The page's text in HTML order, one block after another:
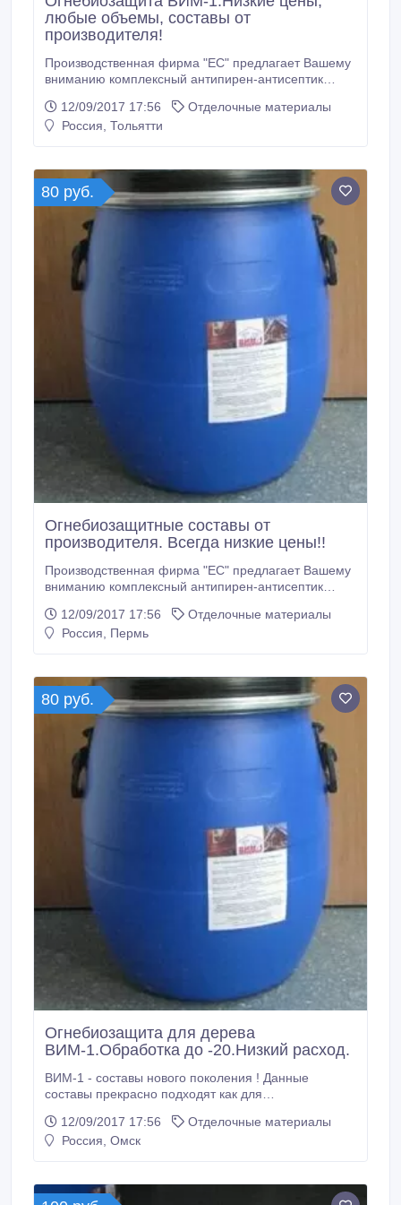
любые объемы, составы от
производителя!
Производственная фирма "ЕС" предлагает Вашему
вниманию комплексный антипирен-антисептик
Обработанная конструкция защищена от
возгорания, гниения, плесени, почернения и
помещений при температуре воздуха от -20 °С до
50 °С.
12/09/2017 17:56
Отделочные материалы
Россия, Тольятти
80 руб.
Огнебиозащитные составы от
производителя. Всегда низкие цены!!
Производственная фирма "ЕС" предлагает Вашему
вниманию комплексный антипирен-антисептик
составы прекрасно подходят как для
профессионального, так и бытового использования.
древесины и изделий на её основе способом
поверхностной пропитки.
12/09/2017 17:56
Отделочные материалы
Россия, Пермь
80 руб.
Огнебиозащита для дерева
ВИМ-1.Обработка до -20.Низкий расход.
ВИМ-1 - составы нового поколения ! Данные
составы прекрасно подходят как для
Комплексный антипирен-антисептик ВИМ-1
предназначен для огнебиозащитной обработки
конструкция защищена от возгорания, гниения,
12/09/2017 17:56
Отделочные материалы
Россия, Омск